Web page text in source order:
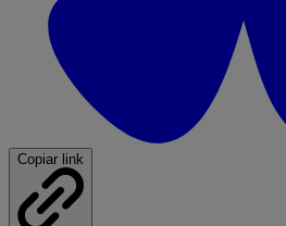
Copiar link